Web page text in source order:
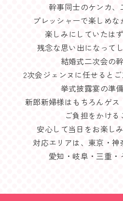
幹事同士のケンカ、
プレッシャーで楽しめな
楽しみにしていたは
残念な思い出になって
結婚式二次会の
2次会ジェンヌに任せるとご
挙式披露宴の準
新郎新婦様はもちろんゲス
ご負担をかける
安心して当日をお楽し
対応エリアは、東京・神
愛知・岐阜・三重・